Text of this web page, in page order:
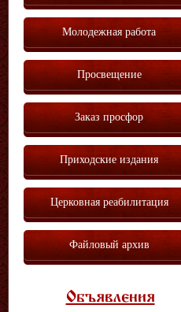
Молодежная работа
Просвещение
Заказ просфор
Приходские издания
Церковная реабилитация
Файловый архив
Объявления